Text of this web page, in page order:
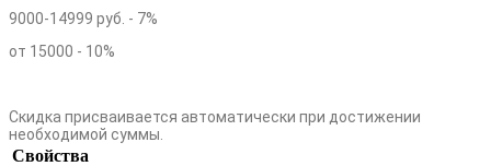
9000-14999 руб. - 7%
от 15000 - 10%
Скидка присваивается автоматически при достижении
необходимой суммы.
Свойства